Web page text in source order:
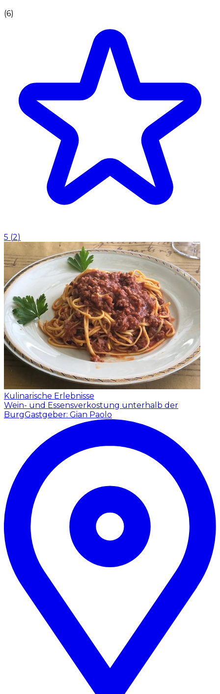
(6)
5 (2)
Kulinarische Erlebnisse
Wein- und Essensverkostung unterhalb der
BurgGastgeber: Gian Paolo